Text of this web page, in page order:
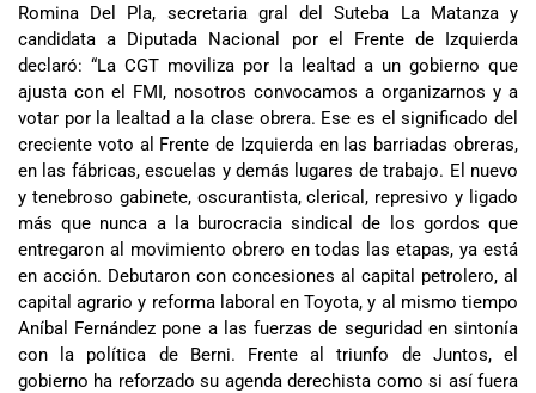
Romina Del Pla, secretaria gral del Suteba La Matanza y
candidata a Diputada Nacional por el Frente de Izquierda
declaró: “La CGT moviliza por la lealtad a un gobierno que
ajusta con el FMI, nosotros convocamos a organizarnos y a
votar por la lealtad a la clase obrera. Ese es el significado del
creciente voto al Frente de Izquierda en las barriadas obreras,
en las fábricas, escuelas y demás lugares de trabajo. El nuevo
y tenebroso gabinete, oscurantista, clerical, represivo y ligado
más que nunca a la burocracia sindical de los gordos que
entregaron al movimiento obrero en todas las etapas, ya está
en acción. Debutaron con concesiones al capital petrolero, al
capital agrario y reforma laboral en Toyota, y al mismo tiempo
Aníbal Fernández pone a las fuerzas de seguridad en sintonía
con la política de Berni. Frente al triunfo de Juntos, el
gobierno ha reforzado su agenda derechista como si así fuera